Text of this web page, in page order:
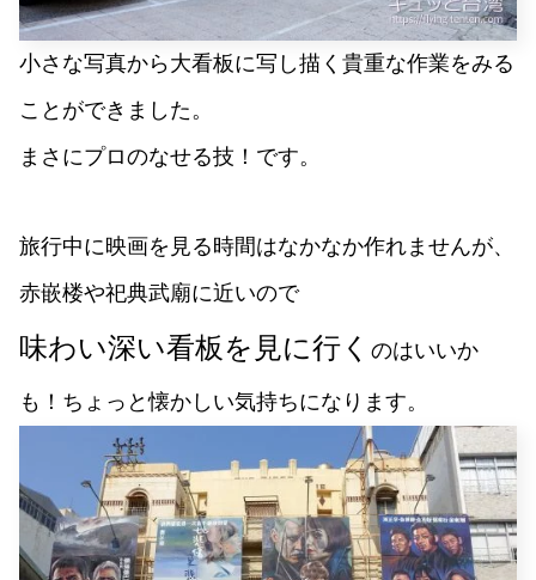
小さな写真から大看板に写し描く貴重な作業をみる
ことができました。
まさにプロのなせる技！です。
旅行中に映画を見る時間はなかなか作れませんが、
赤嵌楼や祀典武廟に近いので
味わい深い看板を見に行く のはいいか
も！ちょっと懐かしい気持ちになります。